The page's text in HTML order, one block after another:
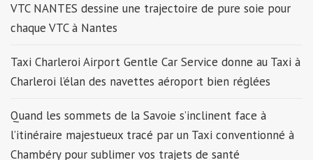
VTC NANTES dessine une trajectoire de pure soie pour
chaque VTC à Nantes
Taxi Charleroi Airport Gentle Car Service donne au Taxi à
Charleroi l’élan des navettes aéroport bien réglées
Quand les sommets de la Savoie s’inclinent face à
l’itinéraire majestueux tracé par un Taxi conventionné à
Chambéry pour sublimer vos trajets de santé